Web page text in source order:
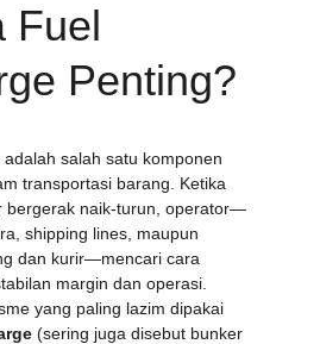
Fuel
Penting?
salah satu komponen
transportasi barang. Ketika
bergerak naik-turun, operator—
shipping lines, maupun
dan kurir—mencari cara
margin dan operasi.
yang paling lazim dipakai
(sering juga disebut bunker